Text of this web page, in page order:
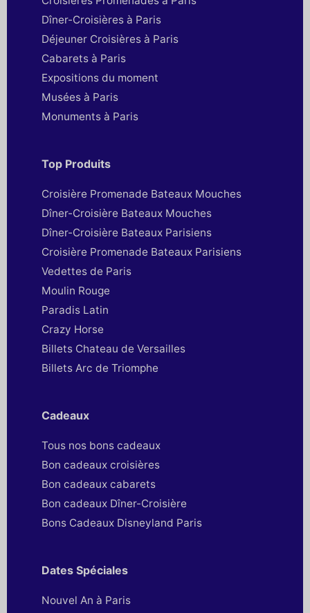
Dîner-Croisières à Paris
Déjeuner Croisières à Paris
Cabarets à Paris
Expositions du moment
Musées à Paris
Monuments à Paris
Top Produits
Croisière Promenade Bateaux Mouches
Dîner-Croisière Bateaux Mouches
Dîner-Croisière Bateaux Parisiens
Croisière Promenade Bateaux Parisiens
Vedettes de Paris
Moulin Rouge
Paradis Latin
Crazy Horse
Billets Chateau de Versailles
Billets Arc de Triomphe
Cadeaux
Tous nos bons cadeaux
Bon cadeaux croisières
Bon cadeaux cabarets
Bon cadeaux Dîner-Croisière
Bons Cadeaux Disneyland Paris
Dates Spéciales
Nouvel An à Paris